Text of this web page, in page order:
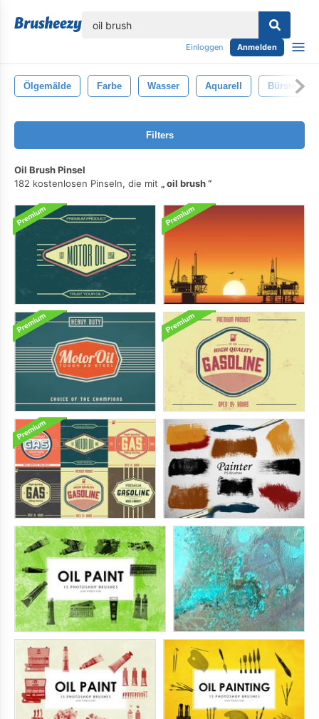
Einloggen Anmelden
Ölgemälde Farbe Wasser Aquarell Bürste
Filters
Oil Brush Pinsel
182 kostenlosen Pinseln, die mit
oil brush